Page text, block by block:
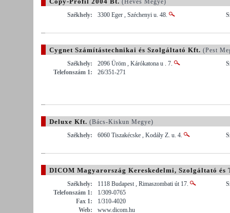
Székhely:
3300 Eger , Széchenyi u. 48.
Cygnet Számítástechnikai és Szolgáltató Kft. (Pest
Székhely:
2096 Üröm , Kárókatona u . 7.
Telefonszám 1:
26/351-271
Deluxe Kft. (Bács-Kiskun Megye)
Székhely:
6060 Tiszakécske , Kodály Z. u. 4.
DICOM Magyarország Kereskedelmi, Szolgáltató és
Székhely:
1118 Budapest , Rimaszombati út 17.
Telefonszám 1:
1/309-0765
Fax 1:
1/310-4020
Web:
www.dicom.hu